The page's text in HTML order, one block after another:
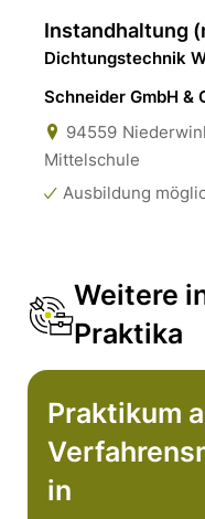
Instandhaltung
Dichtungstechnik
Schneider GmbH &
94559
Mittelschule
Ausbildung
Weitere
Praktika
Praktikum
in